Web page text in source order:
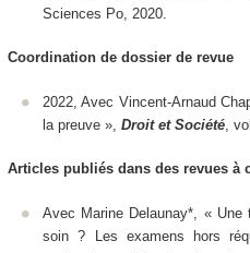
Sciences Po, 2020.
Coordination de dossier de revue
2022, Avec Vincent-Arnaud
la preuve », Droit et Société ,
Articles publiés dans des revues à
Avec Marine Delaunay*, « Une
soin ? Les examens hors